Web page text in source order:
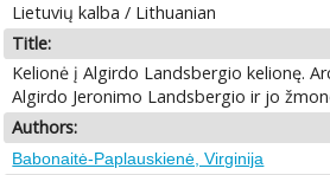
Lietuvių kalba / Lithuanian
Title:
Kelionė į Algirdo Landsbergio kelionę.
Algirdo Jeronimo Landsbergio ir jo
Authors:
Babonaitė-Paplauskienė, Virginija